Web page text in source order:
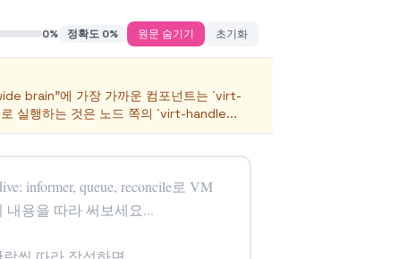
0% 정확도 0% 원문 숨기기 초기화
brain"에 가장 가까운 컴포넌트는 `virt-
실행하는 것은 노드 쪽의 `virt-handle...